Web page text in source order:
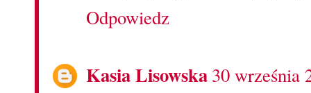
Odpowiedz
Kasia Lisowska30 września